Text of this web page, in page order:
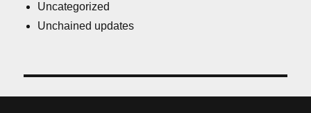
Uncategorized
Unchained updates